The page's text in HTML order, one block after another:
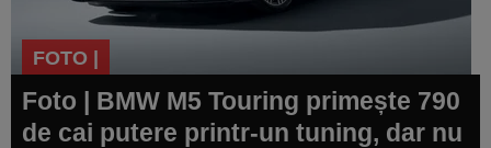
FOTO |
Foto | BMW M5 Touring primește 790
de cai putere printr-un tuning, dar nu